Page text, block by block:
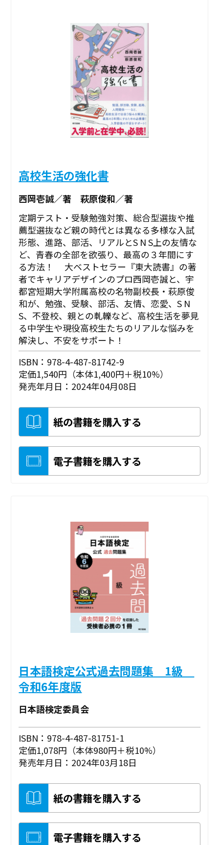
高校生活の強化書
西岡壱誠／著 萩原俊和／著
定期テスト・受験勉強対策、総合型選抜や推
薦型選抜など親の時代とは異なる多様な入試
形態、進路、部活、リアルとS N S上の友情な
ど、青春の全部を欲張り、最高の３年間にす
る方法！ 大ベストセラー『東大読書』の著
者でキャリアデザインのプロ西岡壱誠と、宇
都宮短期大学附属高校の名物副校長・萩原俊
和が、勉強、受験、部活、友情、恋愛、S N
S、不登校、親との軋轢など、高校生活を夢見
る中学生や現役高校生たちのリアルな悩みを
解決し、不安をサポート！
ISBN：978-4-487-81742-9
定価1,540円（本体1,400円＋税10%）
発売年月日：2024年04月08日
紙の書籍を購入する
電子書籍を購入する
日本語検定公式過去問題集 1級
令和6年度版
日本語検定委員会
ISBN：978-4-487-81751-1
定価1,078円（本体980円＋税10%）
発売年月日：2024年03月18日
紙の書籍を購入する
電子書籍を購入する